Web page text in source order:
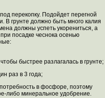
перекопку. Подойдет перегной
В грунте должно быть много калия
должны успеть укорениться, а
посадке чеснока осенью
быстрее разлагалась в грунте;
раз в 3 года;
в фосфоре, поэтому
либо минеральное удобрение.